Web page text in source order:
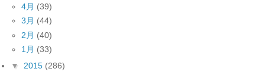
4月 (39)
3月 (44)
2月 (40)
1月 (33)
▼ 2015 (286)